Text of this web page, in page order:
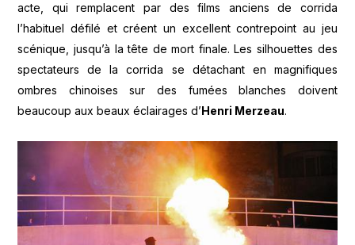
acte, qui remplacent par des films anciens de corrida
l’habituel défilé et créent un excellent contrepoint au jeu
scénique, jusqu’à la tête de mort finale. Les silhouettes des
spectateurs de la corrida se détachant en magnifiques
ombres chinoises sur des fumées blanches doivent
beaucoup aux beaux éclairages d’ Henri Merzeau.